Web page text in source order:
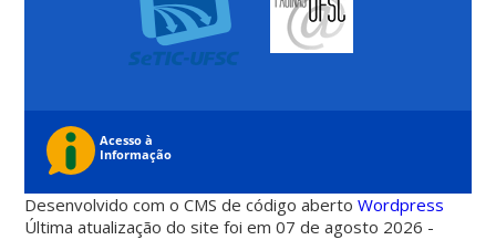
Desenvolvido com o CMS de código abertoWordpress
Última atualização do site foi em 07 de agosto 2026 -